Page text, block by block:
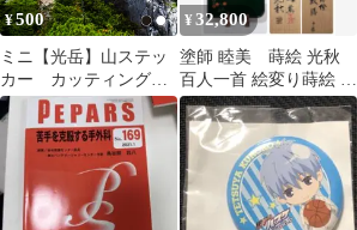
¥500
ミニ【光岳】山ステッ
カー カッティング
【切り文字タイプ】ポ
スト投函
¥32,800
塗師 睦美 蒔絵 光秋
百人一首 絵変り蒔絵 誰
ヶ袖 折敷膳十客 美
品 共箱